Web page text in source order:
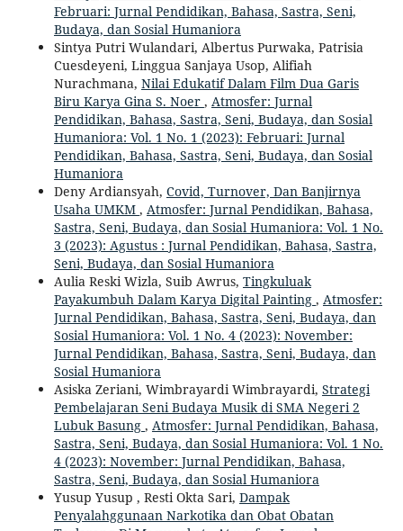
Februari: Jurnal Pendidikan, Bahasa, Sastra, Seni,
Budaya, dan Sosial Humaniora
Sintya Putri Wulandari, Albertus Purwaka, Patrisia
Cuesdeyeni, Linggua Sanjaya Usop, Alifiah
Nurachmana, Nilai Edukatif Dalam Film Dua Garis
Biru Karya Gina S. Noer , Atmosfer: Jurnal
Pendidikan, Bahasa, Sastra, Seni, Budaya, dan Sosial
Humaniora: Vol. 1 No. 1 (2023): Februari: Jurnal
Pendidikan, Bahasa, Sastra, Seni, Budaya, dan Sosial
Humaniora
Deny Ardiansyah, Covid, Turnover, Dan Banjirnya
Usaha UMKM , Atmosfer: Jurnal Pendidikan, Bahasa,
Sastra, Seni, Budaya, dan Sosial Humaniora: Vol. 1 No.
3 (2023): Agustus : Jurnal Pendidikan, Bahasa, Sastra,
Seni, Budaya, dan Sosial Humaniora
Aulia Reski Wizla, Suib Awrus, Tingkuluak
Payakumbuh Dalam Karya Digital Painting , Atmosfer:
Jurnal Pendidikan, Bahasa, Sastra, Seni, Budaya, dan
Sosial Humaniora: Vol. 1 No. 4 (2023): November:
Jurnal Pendidikan, Bahasa, Sastra, Seni, Budaya, dan
Sosial Humaniora
Asiska Zeriani, Wimbrayardi Wimbrayardi, Strategi
Pembelajaran Seni Budaya Musik di SMA Negeri 2
Lubuk Basung , Atmosfer: Jurnal Pendidikan, Bahasa,
Sastra, Seni, Budaya, dan Sosial Humaniora: Vol. 1 No.
4 (2023): November: Jurnal Pendidikan, Bahasa,
Sastra, Seni, Budaya, dan Sosial Humaniora
Yusup Yusup , Resti Okta Sari, Dampak
Penyalahggunaan Narkotika dan Obat Obatan